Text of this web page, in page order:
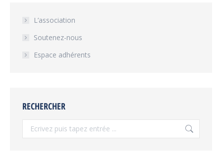
L’association
Soutenez-nous
Espace adhérents
RECHERCHER
Recherche
: